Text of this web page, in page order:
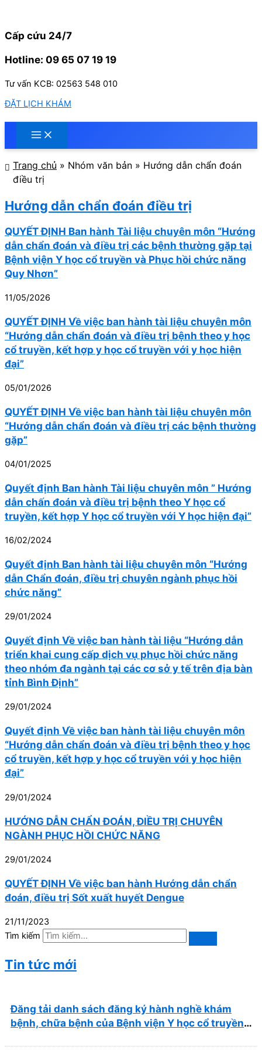
nội
Cấp cứu 24/7
Hotline: 09 65 07 19 19
Tư vấn KCB: 02563 548 010
ĐẶT LỊCH KHÁM
Trang chủ » Nhóm văn bản » Hướng dẫn chẩn đoán
điều trị
Hướng dẫn chẩn đoán điều trị
QUYẾT ĐỊNH Ban hành Tài liệu chuyên môn “Hướng
dẫn chẩn đoán và điều trị các bệnh thường gặp tại
Bệnh viện Y học cổ truyền và Phục hồi chức năng
Quy Nhơn”
11/05/2026
QUYẾT ĐỊNH Về việc ban hành tài liệu chuyên môn
“Hướng dẫn chẩn đoán và điều trị bệnh theo y học
cổ truyền, kết hợp y học cổ truyền với y học hiện
đại”
05/01/2026
QUYẾT ĐỊNH Về việc ban hành tài liệu chuyên môn
“Hướng dẫn chẩn đoán và điều trị các bệnh thường
gặp”
04/01/2025
Quyết định Ban hành Tài liệu chuyên môn ” Hướng
dẫn chấn đoán và điều trị bệnh theo Y học cổ
truyền, kết hợp Y học cổ truyền với Y học hiện đại”
16/02/2024
Quyết định Ban hành tài liệu chuyên môn “Hướng
dẫn Chẩn đoán, điều trị chuyên ngành phục hồi
chức năng”
29/01/2024
Quyết định Về việc ban hành tài liệu “Hướng dẫn
triển khai cung cấp dịch vụ phục hồi chức năng
theo nhóm đa ngành tại các cơ sở y tế trên địa bàn
tỉnh Bình Định”
29/01/2024
Quyết định Về việc ban hành tài liệu chuyên môn
“Hướng dẫn chẩn đoán và điều trị bệnh theo y học
cổ truyền, kết hợp y học cổ truyền với y học hiện
đại”
29/01/2024
HƯỚNG DẪN CHẨN ĐOÁN, ĐIỀU TRỊ CHUYÊN
NGÀNH PHỤC HỒI CHỨC NĂNG
29/01/2024
QUYẾT ĐỊNH Về việc ban hành Hướng dẫn chẩn
đoán, điều trị Sốt xuất huyết Dengue
21/11/2023
Tìm kiếm
Tin tức mới
Đăng tải danh sách đăng ký hành nghề khám
bệnh, chữa bệnh của Bệnh viện Y học cổ truyền